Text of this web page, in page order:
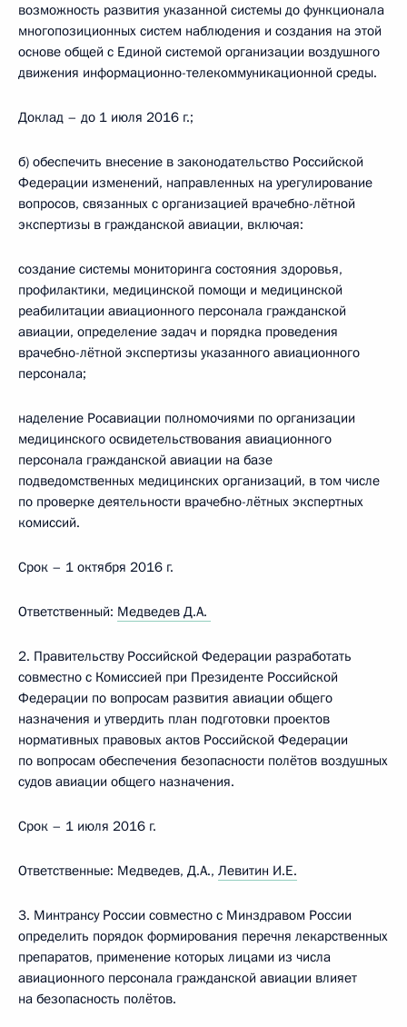
возможность развития указанной системы до функционала
многопозиционных систем наблюдения и создания на этой
основе общей с Единой системой организации воздушного
движения информационно-телекоммуникационной среды.
Доклад – до 1 июля 2016 г.;
б) обеспечить внесение в законодательство Российской
Федерации изменений, направленных на урегулирование
вопросов, связанных с организацией врачебно-лётной
экспертизы в гражданской авиации, включая:
создание системы мониторинга состояния здоровья,
профилактики, медицинской помощи и медицинской
реабилитации авиационного персонала гражданской
авиации, определение задач и порядка проведения
врачебно-лётной экспертизы указанного авиационного
персонала;
наделение Росавиации полномочиями по организации
медицинского освидетельствования авиационного
персонала гражданской авиации на базе
подведомственных медицинских организаций, в том числе
по проверке деятельности врачебно-лётных экспертных
комиссий.
Срок – 1 октября 2016 г.
Ответственный: Медведев Д.А.
2. Правительству Российской Федерации разработать
совместно с Комиссией при Президенте Российской
Федерации по вопросам развития авиации общего
назначения и утвердить план подготовки проектов
нормативных правовых актов Российской Федерации
по вопросам обеспечения безопасности полётов воздушных
судов авиации общего назначения.
Срок – 1 июля 2016 г.
Ответственные: Медведев, Д.А., Левитин И.Е.
3. Минтрансу России совместно с Минздравом России
определить порядок формирования перечня лекарственных
препаратов, применение которых лицами из числа
авиационного персонала гражданской авиации влияет
на безопасность полётов.